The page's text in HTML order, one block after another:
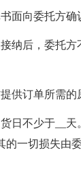
面向委托方确
纳后，委托
供订单所需的
日不少于__
一切损失由委